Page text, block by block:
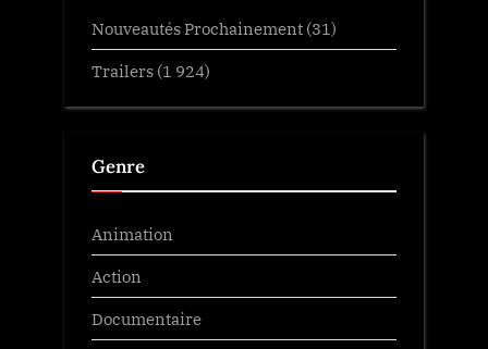
Nouveautés Prochainement (31)
Trailers (1 924)
Genre
Animation
Action
Documentaire